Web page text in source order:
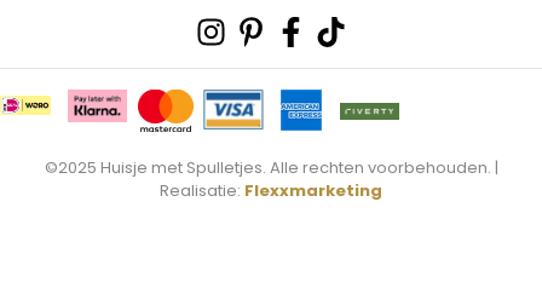
Instagram
Pinterest-
p
Facebook-
f
Tiktok
©2025 Huisje met Spulletjes. Alle rechten voorbehouden. |
Realisatie: Flexxmarketing